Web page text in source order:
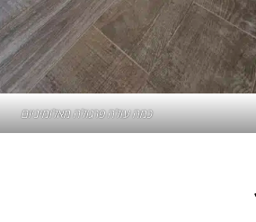
כמה עולה פרגולה מאלומיניום